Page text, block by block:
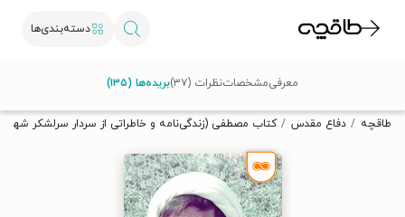
دسته‌بندی‌ها
تخفیف از طاقچه دریافت کن.
طاقچه دفاع مقدس کتاب مصطفی (زندگی‌نامه و خاطراتی از سردار سرلشکر
معرفیمشخصاتنظرات (۳۷) بریده‌ها (۱۳۵)